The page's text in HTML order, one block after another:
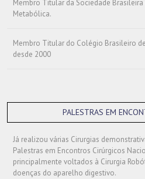
Membro Titular da Sociedade Brasileira
Metabólica.
Membro Titular do Colégio Brasileiro
desde 2000
PALESTRAS EM
Já realizou várias Cirurgias
Palestras em Encontros Cirúrgicos
principalmente voltados à Cirurgia
doenças do aparelho digestivo.